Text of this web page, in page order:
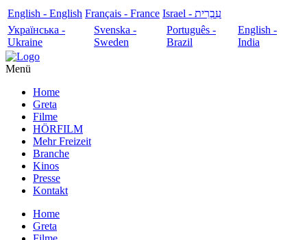
English - English Français - France
עִבְרִית - Israel
Українська -
Ukraine
Svenska -
Sweden
Português -
Brazil
English -
India
Menü
Home
Greta
Filme
HÖRFILM
Mehr Freizeit
Branche
Kinos
Presse
Kontakt
Home
Greta